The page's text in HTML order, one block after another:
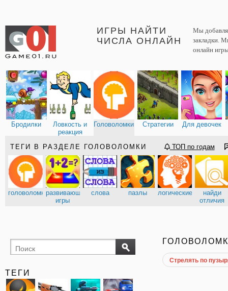
ИГРЫ НАЙТИ
ЧИСЛА ОНЛАЙН
Мы
закладки.
онлайн
Бродилки
Ловкость и
реакция
Головоломки Стратегии Для девочек
ТЕГИ В РАЗДЕЛЕ ГОЛОВОЛОМКИ ТОП по годам
головоломкиразвивающие
игры
слова пазлы логические
найди
отличия
предметов
ТЕГИ
Стрелять по